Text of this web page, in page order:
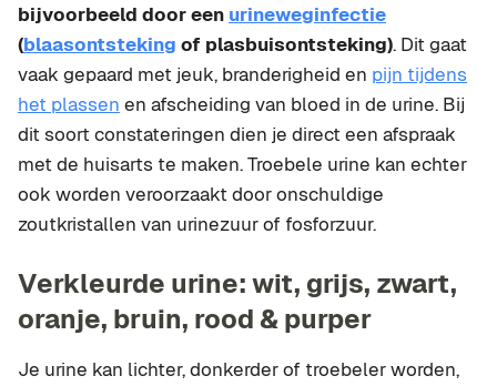
bijvoorbeeld door een urineweginfectie
(blaasontsteking of plasbuisontsteking). Dit gaat
vaak gepaard met jeuk, branderigheid en pijn tijdens
het plassen en afscheiding van bloed in de urine. Bij
dit soort constateringen dien je direct een afspraak
met de huisarts te maken. Troebele urine kan echter
ook worden veroorzaakt door onschuldige
zoutkristallen van urinezuur of fosforzuur.
Verkleurde urine: wit, grijs, zwart,
oranje, bruin, rood & purper
Je urine kan lichter, donkerder of troebeler worden,